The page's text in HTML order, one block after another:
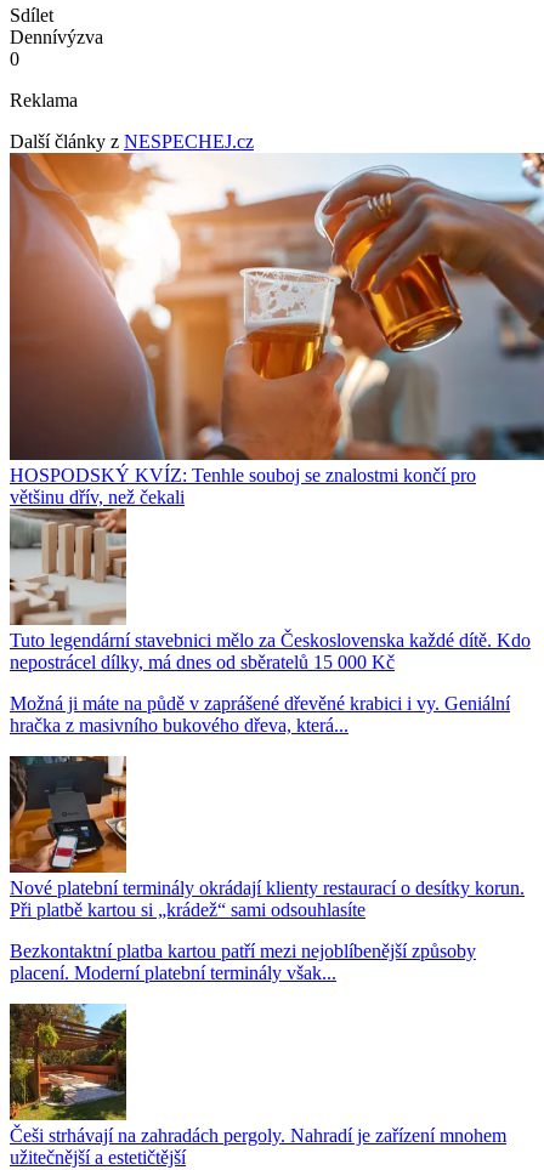
Sdílet
Dennívýzva
0
Reklama
Další články z NESPECHEJ.cz
HOSPODSKÝ KVÍZ: Tenhle souboj se znalostmi končí pro
většinu dřív, než čekali
Tuto legendární stavebnici mělo za Československa každé dítě. Kdo
nepostrácel dílky, má dnes od sběratelů 15 000 Kč
Možná ji máte na půdě v zaprášené dřevěné krabici i vy. Geniální
hračka z masivního bukového dřeva, která...
Nové platební terminály okrádají klienty restaurací o desítky korun.
Při platbě kartou si „krádež“ sami odsouhlasíte
Bezkontaktní platba kartou patří mezi nejoblíbenější způsoby
placení. Moderní platební terminály však...
Češi strhávají na zahradách pergoly. Nahradí je zařízení mnohem
užitečnější a estetičtější